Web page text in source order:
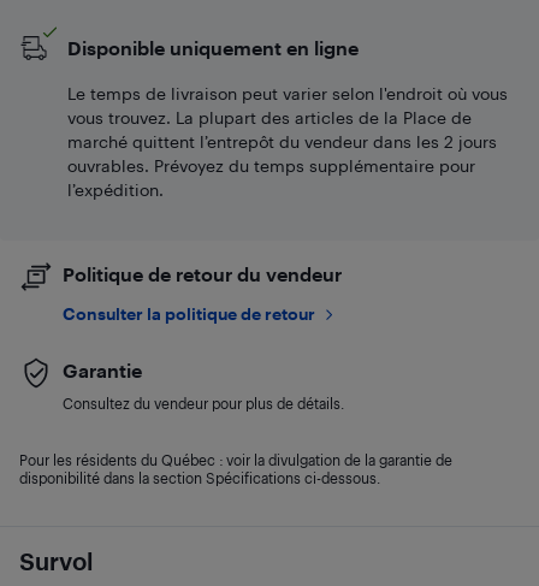
Survol
Disponible uniquement en ligne
Le temps de livraison peut varier selon l'endroit où vous
vous trouvez. La plupart des articles de la Place de
marché quittent l’entrepôt du vendeur dans les 2 jours
ouvrables. Prévoyez du temps supplémentaire pour
l’expédition.
Politique de retour du vendeur
Consulter la politique de retour
Garantie
Consultez du vendeur pour plus de détails.
Pour les résidents du Québec : voir la divulgation de la garantie de
disponibilité dans la section Spécifications ci-dessous.